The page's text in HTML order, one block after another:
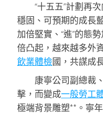
“十五五”計劃再
穩固、可預期的成長
加倍堅實、“進”的態
倍凸起，越來越多外
飲業體檢國，共謀成
康寧公司副總裁
擊，而變成一般勞工
極端背景雕塑**。寧